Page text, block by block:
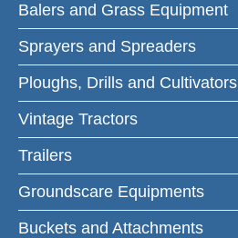
Balers and Grass Equipment
Sprayers and Spreaders
Ploughs, Drills and Cultivators
Vintage Tractors
Trailers
Groundscare Equipments
Buckets and Attachments